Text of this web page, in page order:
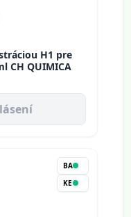
H1 pre
CH QUIMICA
BA
KE